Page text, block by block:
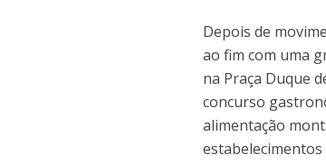
Depois de
ao fim com uma
na Praça Duque
concurso
alimentação